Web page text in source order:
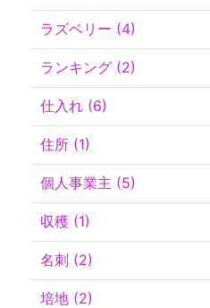
ラズベリー (4)
ランキング (2)
仕入れ (6)
住所 (1)
個人事業主 (5)
収穫 (1)
名刺 (2)
培地 (2)